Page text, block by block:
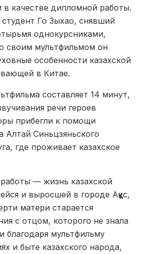
в качестве дипломной работы.
Го Зыхао, снявший
однокурсниками,
своим мультфильмом он
особенности казахской
в Китае.
составляет 14 минут,
речи героев
прибегли к помощи
Алтай Синьцзяньского
где проживает казахское
— жизнь казахской
и выросшей в городе Аққұс,
матери старается
с отцом, которого не знала
благодаря мультфильму
и быте казахского народа,